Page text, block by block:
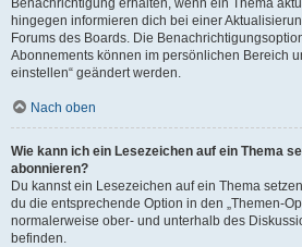
Benachrichtigung erhalten, wenn ein Thema
hingegen informieren dich bei einer
Forums des Boards. Die
Abonnements können im persönlichen Bereich
einstellen“ geändert werden.
Nach oben
Wie kann ich ein Lesezeichen auf ein Thema
abonnieren?
Du kannst ein Lesezeichen auf ein Thema
du die entsprechende Option in den „Themen-
normalerweise ober- und unterhalb des
befinden.